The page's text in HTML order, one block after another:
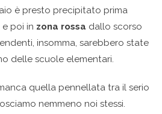
è presto precipitato prima
e poi in zona rossa dallo scorso
insomma, sarebbero state
delle scuole elementari.
quella pennellata tra il serio
nemmeno noi stessi.